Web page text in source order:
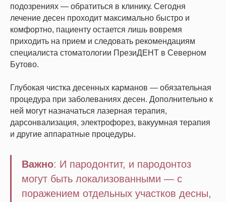
подозрениях — обратиться в клинику. Сегодня
лечение десен проходит максимально быстро и
комфортно, пациенту остается лишь вовремя
приходить на прием и следовать рекомендациям
специалиста стоматологии ПрезиДЕНТ в Северном
Бутово.
Глубокая чистка десенных карманов — обязательная
процедура при заболеваниях десен. Дополнительно к
ней могут назначаться лазерная терапия,
дарсонвализация, электрофорез, вакуумная терапия
и другие аппаратные процедуры.
Важно: И пародонтит, и пародонтоз
могут быть локализованными — с
поражением отдельных участков десны,